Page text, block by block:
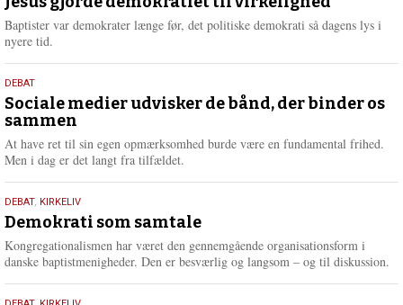
r
e
2026
Baptister var demokrater længe før, det politiske demokrati så dagens lys i
nyere tid.
18.
maj
2026
DEBAT
Sociale medier udvisker de bånd, der binder os
sammen
At have ret til sin egen opmærksomhed burde være en fundamental frihed.
Men i dag er det langt fra tilfældet.
18.
maj
2026
DEBAT, KIRKELIV
Demokrati som samtale
Kongregationalismen har været den gennemgående organisationsform i
danske baptistmenigheder. Den er besværlig og langsom – og til diskussion.